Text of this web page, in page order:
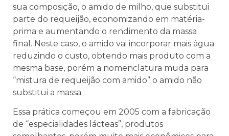
sua composição, o amido de milho, que substitui
parte do requeijão, economizando em matéria-
prima e aumentando o rendimento da massa
final. Neste caso, o amido vai incorporar mais água
reduzindo o custo, obtendo mais produto com a
mesma base, porém a nomenclatura muda para
“mistura de requeijão com amido” o amido não
substitui a massa.
Essa prática começou em 2005 com a fabricação
de “especialidades lácteas”, produtos